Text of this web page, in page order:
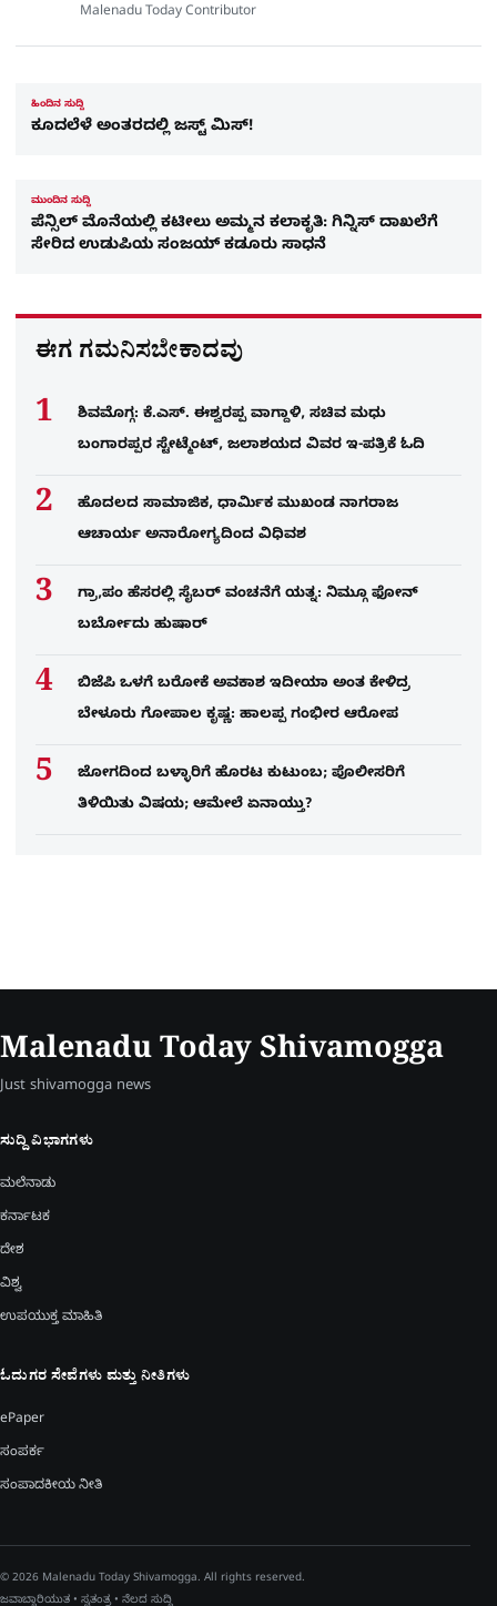
Malenadu Today Contributor
ಹಿಂದಿನ ಸುದ್ದಿ
ಕೂದಲೆಳೆ ಅಂತರದಲ್ಲಿ ಜಸ್ಟ್ ಮಿಸ್!
ಮುಂದಿನ ಸುದ್ದಿ
ಪೆನ್ಸಿಲ್ ಮೊನೆಯಲ್ಲಿ ಕಟೀಲು ಅಮ್ಮನ ಕಲಾಕೃತಿ: ಗಿನ್ನಿಸ್ ದಾಖಲೆಗೆ
ಸೇರಿದ ಉಡುಪಿಯ ಸಂಜಯ್ ಕಡೂರು ಸಾಧನೆ
ಈಗ ಗಮನಿಸಬೇಕಾದವು
ಶಿವಮೊಗ್ಗ: ಕೆ.ಎಸ್. ಈಶ್ವರಪ್ಪ ವಾಗ್ದಾಳಿ, ಸಚಿವ ಮಧು
ಬಂಗಾರಪ್ಪರ ಸ್ಟೇಟ್ಮೆಂಟ್, ಜಲಾಶಯದ ವಿವರ ಇ-ಪತ್ರಿಕೆ ಓದಿ
ಹೊದಲದ ಸಾಮಾಜಿಕ, ಧಾರ್ಮಿಕ ಮುಖಂಡ ನಾಗರಾಜ
ಆಚಾರ್ಯ ಅನಾರೋಗ್ಯದಿಂದ ವಿಧಿವಶ
ಗ್ರಾ,ಪಂ ಹೆಸರಲ್ಲಿ ಸೈಬ‌ರ್ ವಂಚನೆಗೆ ಯತ್ನ: ನಿಮ್ಗೂ ಫೋನ್​
ಬರ್ಬೋದು ಹುಷಾರ್​​
ಬಿಜೆಪಿ ಒಳಗೆ ಬರೋಕೆ ಅವಕಾಶ ಇದೀಯಾ ಅಂತ ಕೇಳಿದ್ರ
ಬೇಳೂರು ಗೋಪಾಲ ಕೃಷ್ಣ: ಹಾಲಪ್ಪ ಗಂಭೀರ ಆರೋಪ
ಜೋಗದಿಂದ ಬಳ್ಳಾರಿಗೆ ಹೊರಟ ಕುಟುಂಬ; ಪೊಲೀಸರಿಗೆ
ತಿಳಿಯಿತು ವಿಷಯ; ಆಮೇಲೆ ಏನಾಯ್ತು?
Malenadu Today Shivamogga
Just shivamogga news
ಸುದ್ದಿ ವಿಭಾಗಗಳು
ಮಲೆನಾಡು
ಕರ್ನಾಟಕ
ದೇಶ
ವಿಶ್ವ
ಉಪಯುಕ್ತ ಮಾಹಿತಿ
ಓದುಗರ ಸೇವೆಗಳು ಮತ್ತು ನೀತಿಗಳು
ePaper
ಸಂಪರ್ಕ
ಸಂಪಾದಕೀಯ ನೀತಿ
© 2026 Malenadu Today Shivamogga. All rights reserved.
ಜವಾಬ್ದಾರಿಯುತ • ಸ್ವತಂತ್ರ • ನೆಲದ ಸುದ್ದಿ